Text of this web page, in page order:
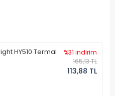
HY510 Termal
%31 indirim
165,13 TL
113,88 TL